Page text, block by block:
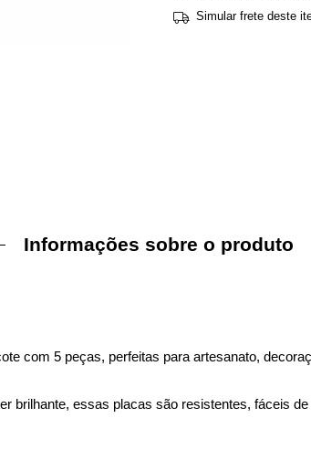
Simular frete deste
Informações sobre o produto
com 5 peças, perfeitas para artesanato,
brilhante, essas placas são resistentes, fáceis